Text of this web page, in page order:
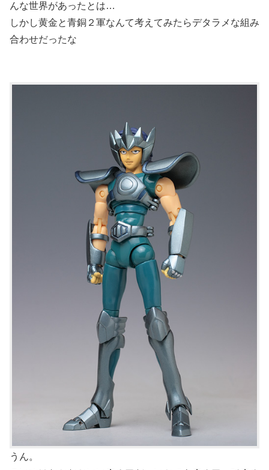
んな世界があったとは…
しかし黄金と青銅２軍なんて考えてみたらデタラメな組み
合わせだったな
うん。